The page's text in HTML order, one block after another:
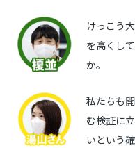
けっこう
を高くし
か。
私たちも
む検証に
いという